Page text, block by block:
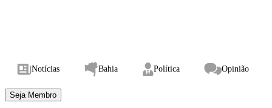
Notícias Bahia Política Opinião
Seja Membro